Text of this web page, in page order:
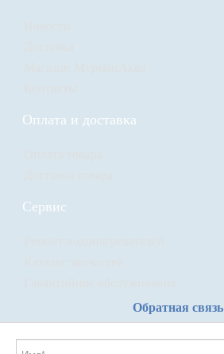
Оплата и доставка
Сервис
Обратная связь